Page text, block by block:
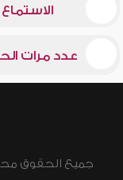
الاستماع
عدد مرات
جميع الحقوق محفوظة © 2026 -